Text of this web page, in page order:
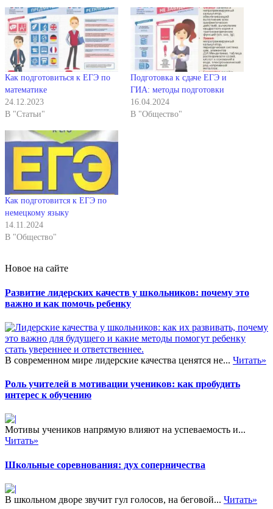
Как подготовиться к ЕГЭ по
математике
24.12.2023
В "Статьи"
Подготовка к сдаче ЕГЭ и
ГИА: методы подготовки
16.04.2024
В "Общество"
Как подготовится к ЕГЭ по
немецкому языку
14.11.2024
В "Общество"
Новое на сайте
Развитие лидерских качеств у школьников: почему это
важно и как помочь ребенку
В современном мире лидерские качества ценятся не... Читать»
Роль учителей в мотивации учеников: как пробудить
интерес к обучению
Мотивы учеников напрямую влияют на успеваемость и...
Читать»
Школьные соревнования: дух соперничества
В школьном дворе звучит гул голосов, на беговой... Читать»